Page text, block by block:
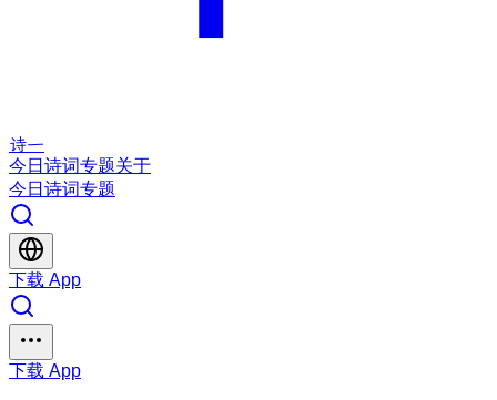
诗一
今日 诗词专题关于
今日 诗词专题
下载 App
下载 App